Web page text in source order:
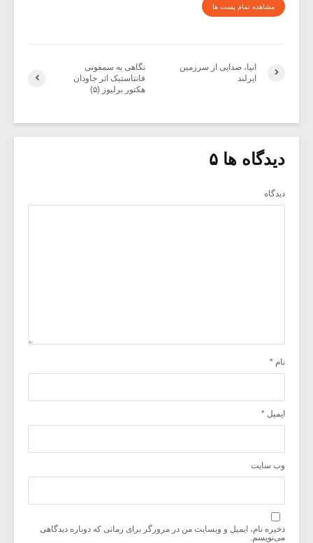
مشاهده تمام پست ها
نگاهی به سمفونی
فانتاستیک اثر جاودان
هکتور برلیوز (۵)
انیا، صدایی از سرزمین
ایرلند
دیدگاه ها ۵
دیدگاه
نام *
ایمیل *
وب‌ سایت
ذخیره نام، ایمیل و وبسایت من در مرورگر برای زمانی که دوباره دیدگاهی
می‌نویسم.